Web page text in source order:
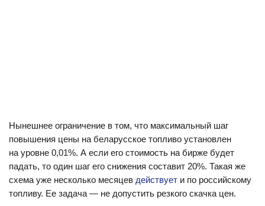
Нынешнее ограничение в том, что максимальный шаг
повышения цены на беларусское топливо установлен
на уровне 0,01%. А если его стоимость на бирже будет
падать, то один шаг его снижения составит 20%. Такая же
схема уже несколько месяцев действует и по российскому
топливу. Ее задача — не допустить резкого скачка цен.